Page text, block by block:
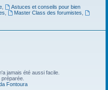
,
Astuces et conseils pour bien
Master Class des forumistes
jamais été aussi facile.
Fontoura